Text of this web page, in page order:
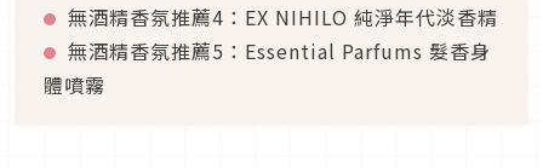
無酒精香氛推薦4：EX NIHILO 純淨年代淡香精
無酒精香氛推薦5：Essential Parfums 髮香身
體噴霧